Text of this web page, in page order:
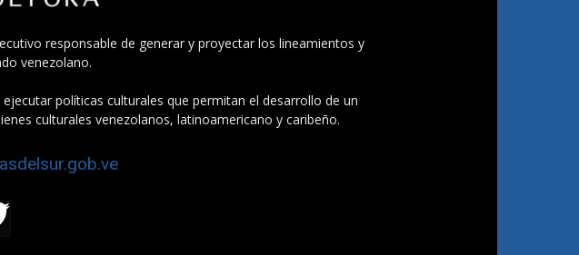
responsable de generar y proyectar los lineamientos y
venezolano.
políticas culturales que permitan el desarrollo de un
culturales venezolanos, latinoamericano y caribeño.